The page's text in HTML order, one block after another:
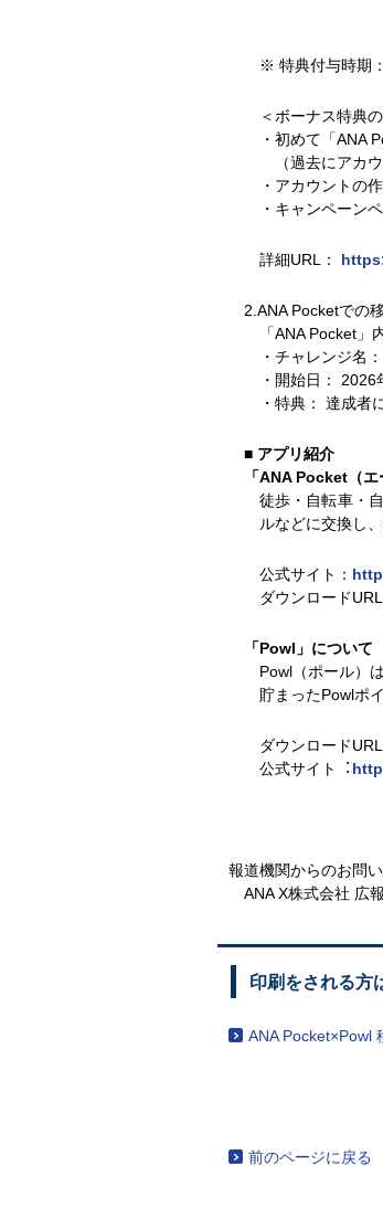
※ 特典付与時期
＜ボーナス特典
・初めて「ANA
（過去にアカ
・アカウントの
・キャンペーン
詳細URL：
2.ANA Pocketでの
「ANA Pocket
・チャレンジ名
・開始日： 2026
・特典： 達成者
■ アプリ紹介
「ANA Pocket（
徒歩・自転車・
ルなどに交換し
公式サイト：
ダウンロードURL
「Powl」について
Powl（ポール）
貯まったPowlポ
ダウンロード
公式サイト︓
報道機関からのお問い
ANA X株式会社 広
印刷をされる方
ANA Pocket×Powl
前のページに戻る